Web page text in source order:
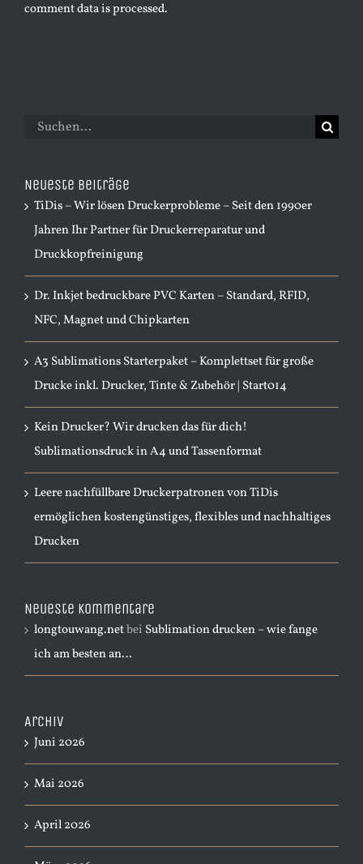
comment data is processed.
Suche
Neueste Beiträge
TiDis – Wir lösen Druckerprobleme – Seit den 1990er
Jahren Ihr Partner für Druckerreparatur und
Druckkopfreinigung
Dr. Inkjet bedruckbare PVC Karten – Standard, RFID,
NFC, Magnet und Chipkarten
A3 Sublimations Starterpaket – Komplettset für große
Drucke inkl. Drucker, Tinte & Zubehör | Start014
Kein Drucker? Wir drucken das für dich!
Sublimationsdruck in A4 und Tassenformat
Leere nachfüllbare Druckerpatronen von TiDis
ermöglichen kostengünstiges, flexibles und nachhaltiges
Drucken
Neueste Kommentare
longtouwang.netbei Sublimation drucken – wie fange
ich am besten an…
Archiv
Juni 2026
Mai 2026
April 2026